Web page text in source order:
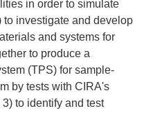
in order to simulate
investigate and develop
and systems for
to produce a
(TPS) for sample-
by tests with CIRA's
to identify and test